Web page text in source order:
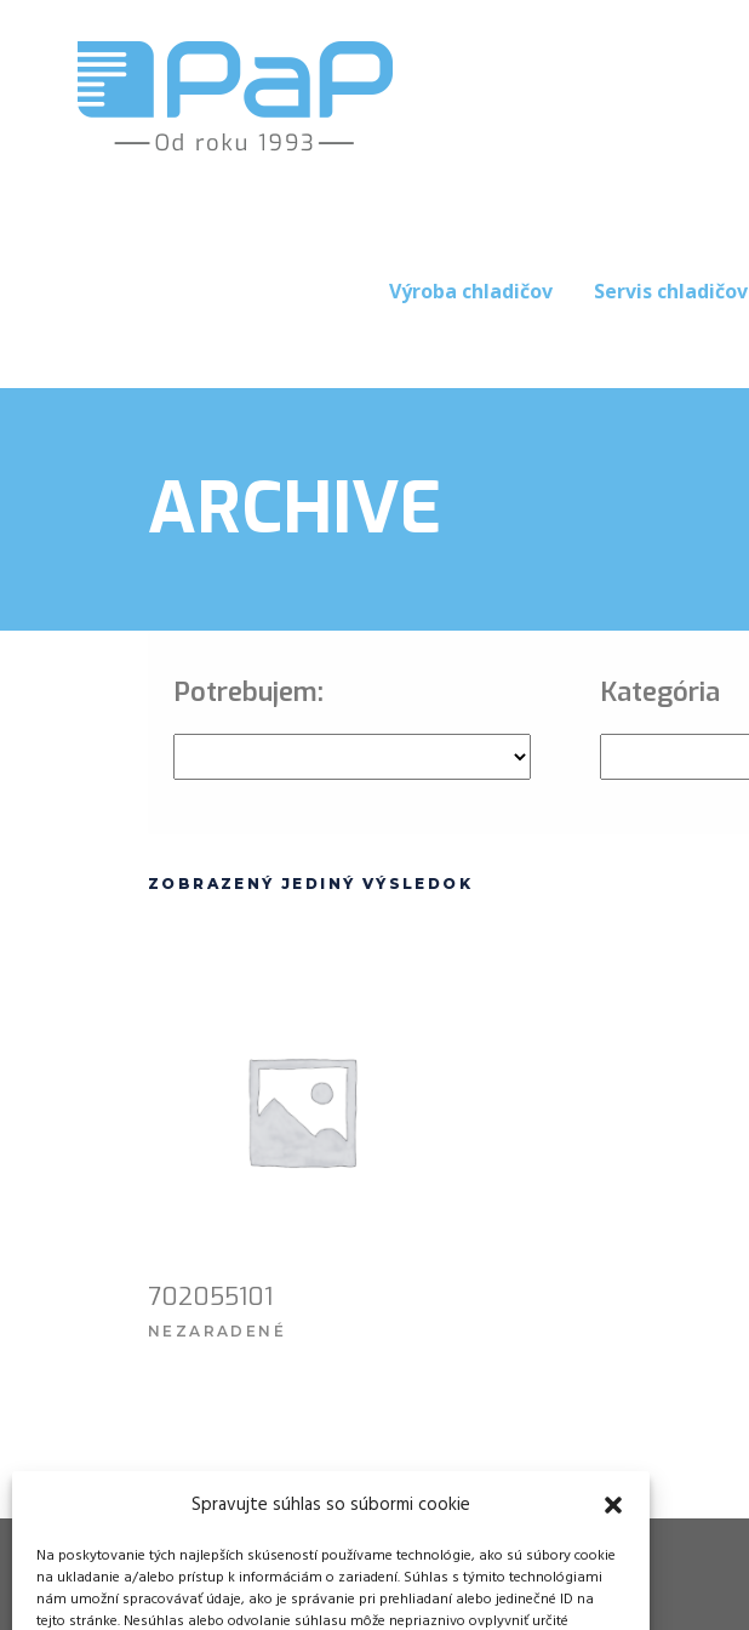
Spravujte súhlas so súbormi cookie
Na poskytovanie tých najlepších skúseností používame technológie, ako sú súbory cookie
na ukladanie a/alebo prístup k informáciám o zariadení. Súhlas s týmito technológiami
nám umožní spracovávať údaje, ako je správanie pri prehliadaní alebo jedinečné ID na
tejto stránke. Nesúhlas alebo odvolanie súhlasu môže nepriaznivo ovplyvniť určité
Výroba chladičov Servis chladičov
ARCHIVE
Potrebujem: Kategória
ZOBRAZENÝ JEDINÝ VÝSLEDOK
702055101
NEZARADENÉ